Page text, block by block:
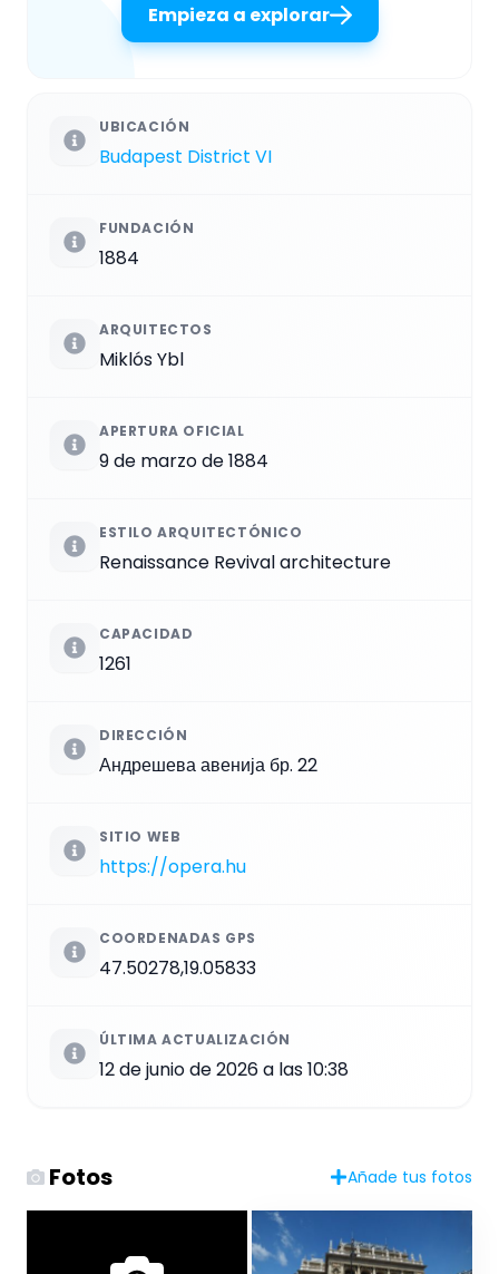
Empieza a explorar
UBICACIÓN
Budapest District VI
FUNDACIÓN
1884
ARQUITECTOS
Miklós Ybl
APERTURA OFICIAL
9 de marzo de 1884
ESTILO ARQUITECTÓNICO
Renaissance Revival architecture
CAPACIDAD
1261
DIRECCIÓN
Андрешева авенија бр. 22
SITIO WEB
https://opera.hu
COORDENADAS GPS
47.50278,19.05833
ÚLTIMA ACTUALIZACIÓN
12 de junio de 2026 a las 10:38
Fotos Añade tus fotos